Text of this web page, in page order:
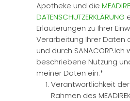
Apotheke und die
DATENSCHUTZERKLÄRUNG
Erläuterungen zu Ihrer
Verarbeitung Ihrer Daten
und durch
beschriebene Nutzung
meiner Daten ein.*
Verantwortlichkeit
Rahmen des